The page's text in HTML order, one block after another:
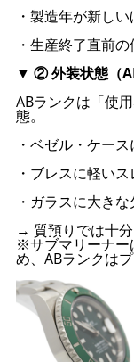
・製造年が新し
・生産終了直前
▼ ② 外装状態（
ABランクは「使
態。
・ベゼル・ケー
・ブレスに軽いス
・ガラスに大き
→ 質預りでは十
※サブマリーナー
め、ABランクはプ